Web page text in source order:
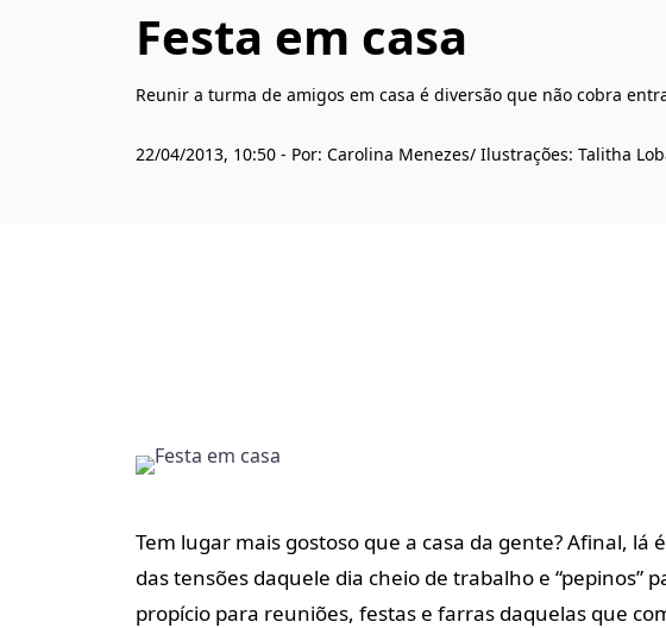
Festa em casa
Reunir a turma de amigos em casa é diversão que não cobra
22/04/2013, 10:50 - Por: Carolina Menezes/ Ilustrações: Talitha
Tem lugar mais gostoso que a casa da gente? Afinal, lá
das tensões daquele dia cheio de trabalho e “pepinos”
propício para reuniões, festas e farras daquelas que